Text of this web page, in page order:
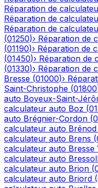
Réparation de
Réparation de
Réparation de
(01250)› Réparation de
(01190)› Réparation de
(01450)› Réparation de
(01330)› Réparation de
Bresse (01000)›
Saint-Christophe (01800
auto Boyeux-Saint-
calculateur auto Boz (
auto Brégnier-Cordon (
calculateur auto Brénod
calculateur auto Brens (
calculateur auto Bresse
calculateur auto
calculateur auto Brion (
calculateur auto Briord (